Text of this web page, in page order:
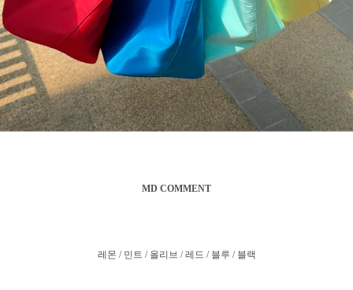
MD COMMENT
레몬 / 민트 / 올리브 / 레드 / 블루 / 블랙